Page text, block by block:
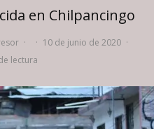
en Chilpancingo
· · 10 de junio de 2020 ·
lectura